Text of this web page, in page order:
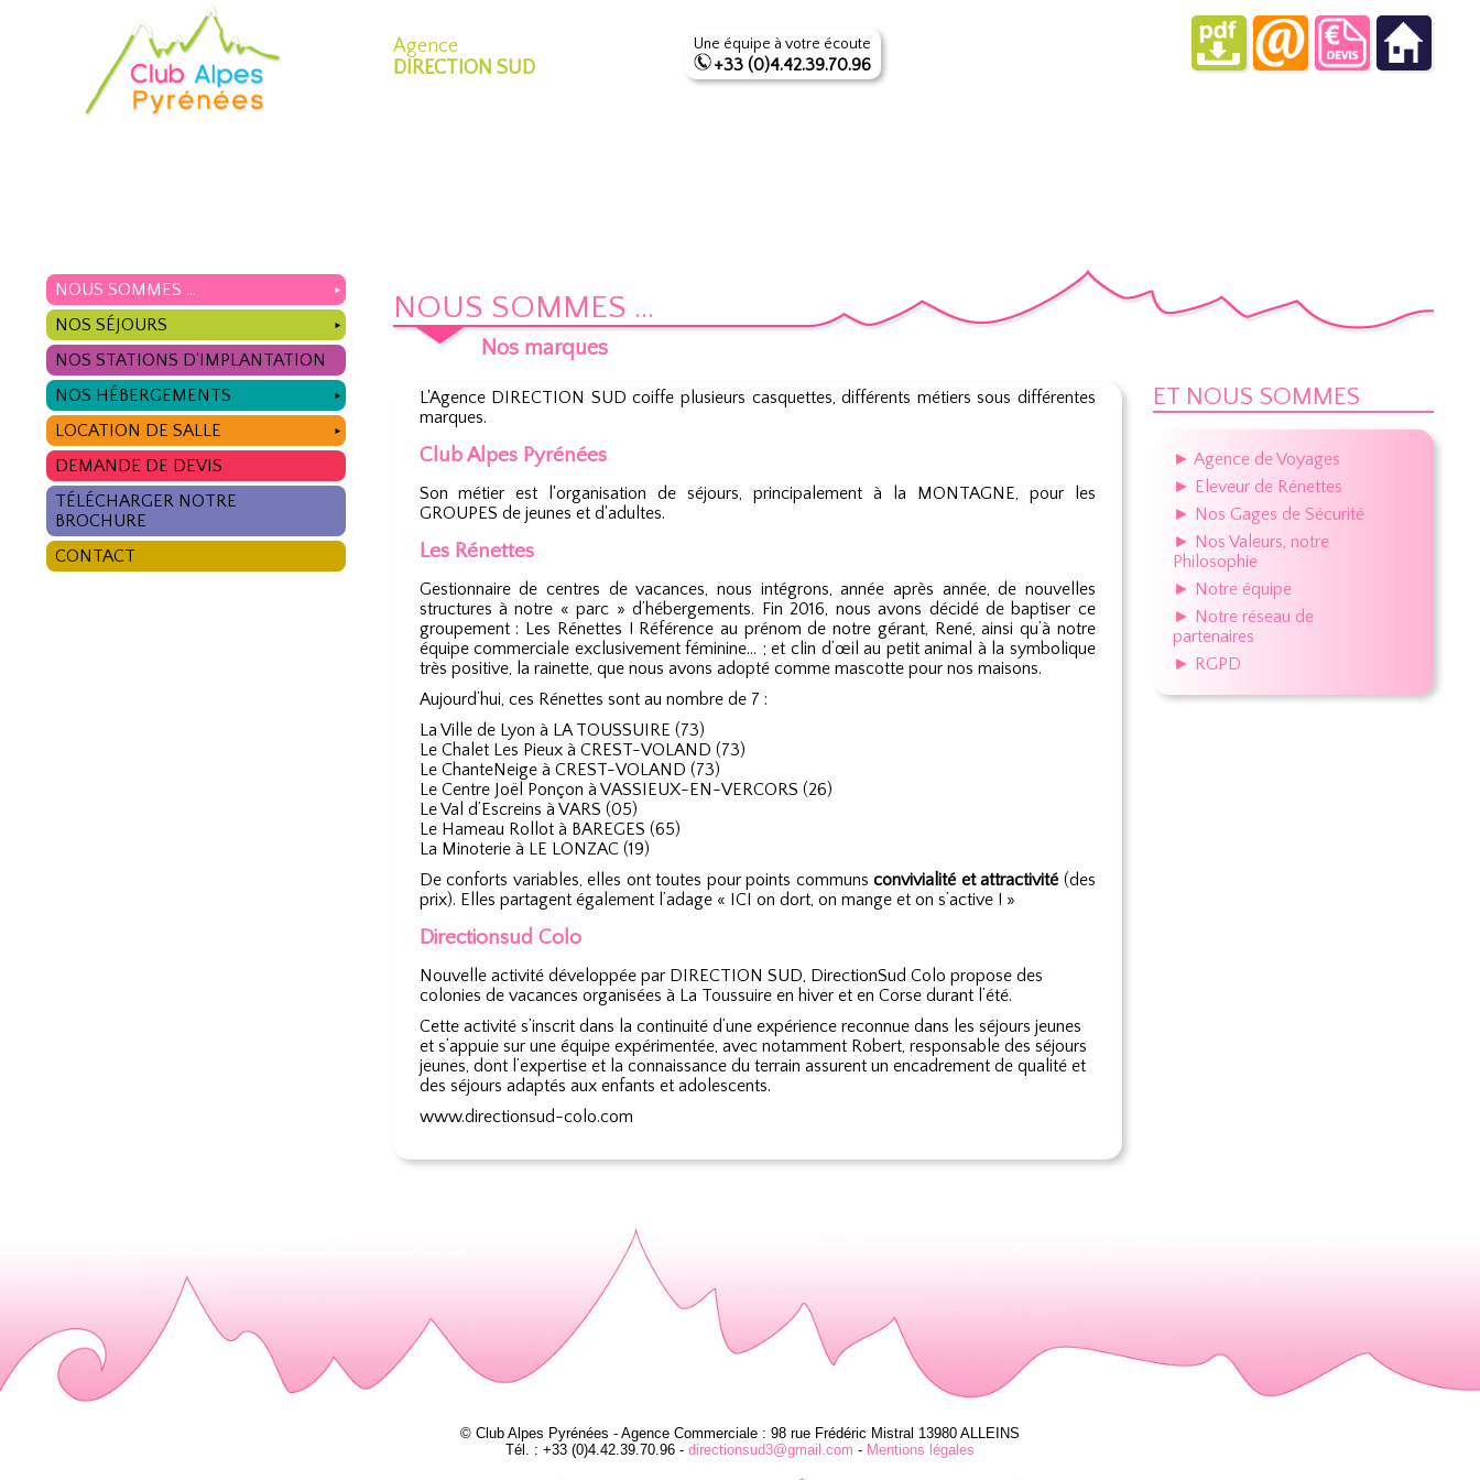
Agence
DIRECTION SUD
Une équipe à votre écoute
+33 (0)4.42.39.70.96
NOUS SOMMES ... ►
NOS SÉJOURS ►
NOS STATIONS D'IMPLANTATION
NOS HÉBERGEMENTS
►
LOCATION DE SALLE ►
DEMANDE DE DEVIS
TÉLÉCHARGER NOTRE
BROCHURE
CONTACT
NOUS SOMMES ...
Nos marques
L'Agence DIRECTION SUD coiffe plusieurs casquettes, différents métiers sous différentes
marques.
Club Alpes Pyrénées
Son métier est l'organisation de séjours, principalement à la MONTAGNE, pour les
GROUPES de jeunes et d'adultes.
Les Rénettes
Gestionnaire de centres de vacances, nous intégrons, année après année, de nouvelles
structures à notre « parc » d’hébergements. Fin 2016, nous avons décidé de baptiser ce
groupement : Les Rénettes ! Référence au prénom de notre gérant, René, ainsi qu’à notre
équipe commerciale exclusivement féminine… ; et clin d’œil au petit animal à la symbolique
très positive, la rainette, que nous avons adopté comme mascotte pour nos maisons.
Aujourd’hui, ces Rénettes sont au nombre de 7 :
La Ville de Lyon à LA TOUSSUIRE (73)
Le Chalet Les Pieux à CREST-VOLAND (73)
Le ChanteNeige à CREST-VOLAND (73)
Le Centre Joël Ponçon à VASSIEUX-EN-VERCORS (26)
Le Val d’Escreins à VARS (05)
Le Hameau Rollot à BAREGES (65)
La Minoterie à LE LONZAC (19)
De conforts variables, elles ont toutes pour points communsconvivialité et attractivité (des
prix). Elles partagent également l’adage « ICI on dort, on mange et on s’active ! »
Directionsud Colo
Nouvelle activité développée par DIRECTION SUD, DirectionSud Colo propose des
colonies de vacances organisées à La Toussuire en hiver et en Corse durant l’été.
Cette activité s’inscrit dans la continuité d’une expérience reconnue dans les séjours jeunes
et s’appuie sur une équipe expérimentée, avec notamment Robert, responsable des séjours
jeunes, dont l’expertise et la connaissance du terrain assurent un encadrement de qualité et
des séjours adaptés aux enfants et adolescents.
www.directionsud-colo.com
ET NOUS SOMMES
► Agence de Voyages
► Eleveur de Rénettes
► Nos Gages de Sécurité
► Nos Valeurs, notre
Philosophie
► Notre équipe
► Notre réseau de
partenaires
► RGPD
© Club Alpes Pyrénées - Agence Commerciale : 98 rue Frédéric Mistral 13980 ALLEINS
Tél. : +33 (0)4.42.39.70.96 - directionsud3@gmail.com - Mentions légales